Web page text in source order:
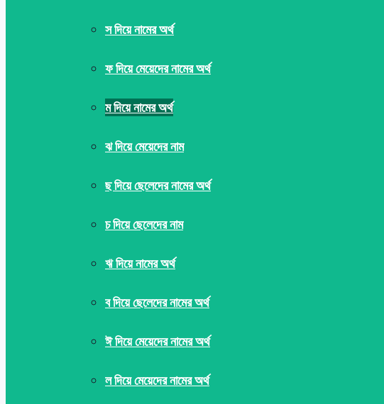
স দিয়ে নামের অর্থ
ফ দিয়ে মেয়েদের নামের অর্থ
ম দিয়ে নামের অর্থ
ঝ দিয়ে মেয়েদের নাম
ছ দিয়ে ছেলেদের নামের অর্থ
চ দিয়ে ছেলেদের নাম
ঋ দিয়ে নামের অর্থ
ব দিয়ে ছেলেদের নামের অর্থ
ঈ দিয়ে মেয়েদের নামের অর্থ
ল দিয়ে মেয়েদের নামের অর্থ